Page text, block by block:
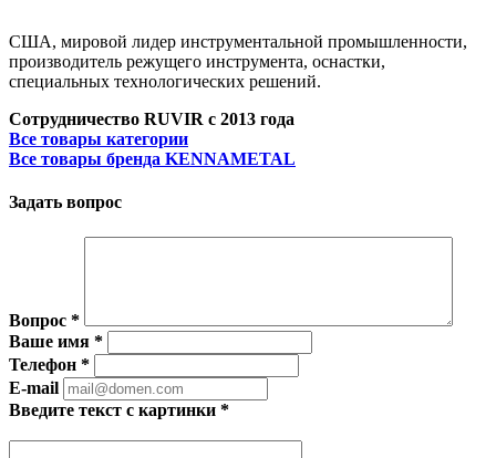
США, мировой лидер инструментальной промышленности,
производитель режущего инструмента, оснастки,
специальных технологических решений.
Сотрудничество RUVIR с 2013 года
Все товары категории
Все товары бренда KENNAMETAL
Задать вопрос
Вопрос *
Ваше имя *
Телефон *
E-mail
Введите текст с картинки *